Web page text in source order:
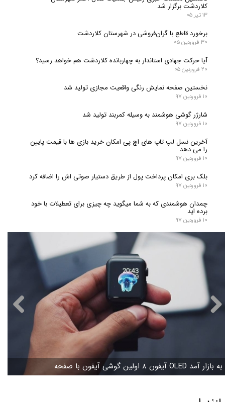
آیفون ۸ اولین گوشی آیفون با صفحه OLED‌ به بازار آمد
کلاردشت برگزار شد
۱۳ تیر ۰۵
برخورد قاطع با گران‌فروشی در شهرستان کلاردشت
۳۰ فروردین ۰۵
آیا حرکت جهادی استاندار به چهاربانده کلاردشت هم خواهد رسید؟
۲۰ فروردین ۰۵
نخستین صفحه نمایش رنگی واقعیت مجازی تولید شد
۱۰ فروردین ۹۷
شارژر گوشی هوشمند به وسیله کمربند تولید شد
۱۰ فروردین ۹۷
آخرین نسل لپ تاپ های اچ پی امکان خرید بازی ها با قیمت پایین
را می دهد
۱۰ فروردین ۹۷
بلک بری امکان پرداخت پول از طریق دستیار صوتی اش را اضافه کرد
۱۰ فروردین ۹۷
چمدان هوشمندی که به شما میگوید چه چیزی برای تعطیلات با خود
برده اید
۱۰ فروردین ۹۷